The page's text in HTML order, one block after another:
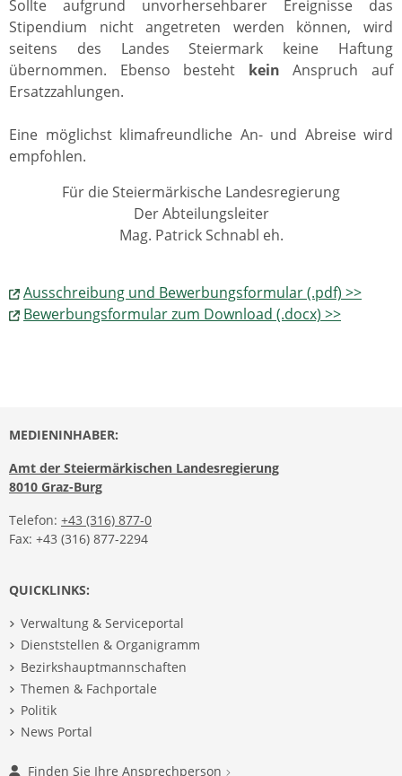
Sollte aufgrund unvorhersehbarer Ereignisse das
Stipendium nicht angetreten werden können, wird
seitens des Landes Steiermark keine Haftung
übernommen. Ebenso besteht kein Anspruch auf
Ersatzzahlungen.
Eine möglichst klimafreundliche An- und Abreise wird
empfohlen.
Für die Steiermärkische Landesregierung
Der Abteilungsleiter
Mag. Patrick Schnabl eh.
Ausschreibung und Bewerbungsformular (.pdf) >>
Bewerbungsformular zum Download (.docx) >>
MEDIENINHABER:
Amt der Steiermärkischen Landesregierung
8010 Graz-Burg
Telefon: +43 (316) 877-0
Fax: +43 (316) 877-2294
QUICKLINKS:
Verwaltung & Serviceportal
Dienststellen & Organigramm
Bezirkshauptmannschaften
Themen & Fachportale
Politik
News Portal
Finden Sie Ihre Ansprechperson